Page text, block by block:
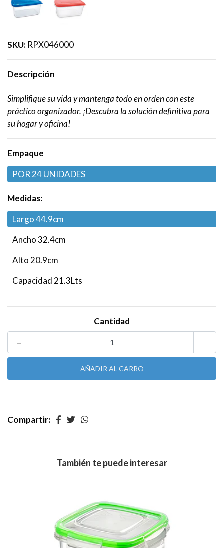
SKU: RPX046000
Descripción
Simplifique su vida y mantenga todo en orden con este
práctico organizador. ¡Descubra la solución definitiva para
su hogar y oficina!
Empaque
POR 24 UNIDADES
Medidas:
Largo 44.9cm
Ancho 32.4cm
Alto 20.9cm
Capacidad 21.3Lts
Cantidad
- +
Compartir:
También te puede interesar